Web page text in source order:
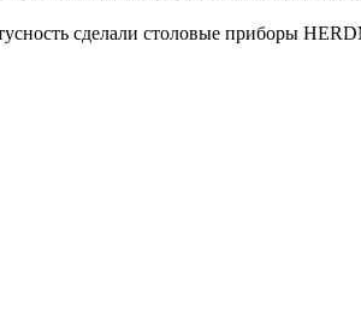
сделали столовые приборы